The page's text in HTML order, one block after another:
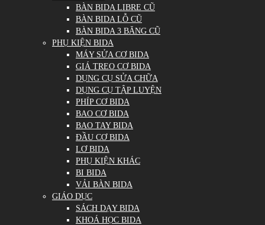
BÀN BIDA LIBRE CŨ
BÀN BIDA LỖ CŨ
BÀN BIDA 3 BĂNG CŨ
PHỤ KIỆN BIDA
MÁY SỬA CƠ BIDA
GIÁ TREO CƠ BIDA
DỤNG CỤ SỬA CHỮA
DỤNG CỤ TẬP LUYỆN
PHÍP CƠ BIDA
BAO CƠ BIDA
BAO TAY BIDA
ĐẦU CƠ BIDA
LƠ BIDA
PHỤ KIỆN KHÁC
BI BIDA
VẢI BÀN BIDA
GIÁO DỤC
SÁCH DẠY BIDA
KHOÁ HỌC BIDA